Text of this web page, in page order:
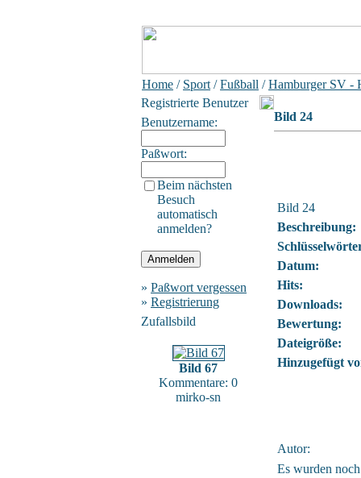
Home / Sport /Fußball /Hamburger SV -
Registrierte Benutzer
Benutzername:
Paßwort:
Beim nächsten
Besuch
automatisch
anmelden?
» Paßwort vergessen
» Registrierung
Zufallsbild
Bild 67
Kommentare: 0
mirko-sn
Bild 24
Bild 24
Beschreibung:
Datum:
Hits:
Downloads:
Bewertung:
Dateigröße:
Hinzugefügt
Autor:
Es wurden